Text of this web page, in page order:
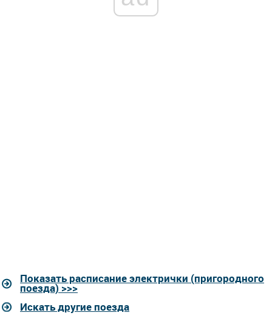
Показать расписание электрички (пригородного
поезда) >>>
Искать другие поезда